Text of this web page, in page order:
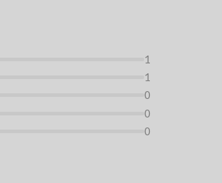
1
1
0
0
0